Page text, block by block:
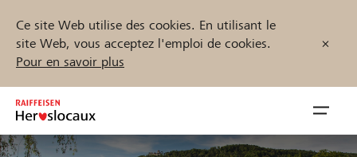
Ce site Web utilise des cookies. En utilisant le
site Web, vous acceptez l'emploi de cookies.
Pour en savoir plus
Inhalt
springen
öffnen